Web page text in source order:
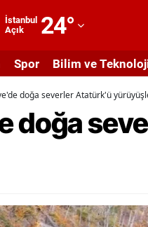
İstanbul
Açık
24°
Adıyaman
Afyonkarahisar
Ağrı
Antalya
Spor Bilim ve
doğa severler Atatürk'ü
doğa